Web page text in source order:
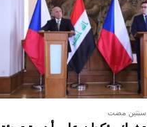
سنتين مضت